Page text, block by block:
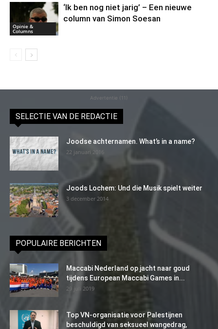
Opinie &
Columns
‘Ik ben nog niet jarig’ – Een nieuwe
column van Simon Soesan
Advertentie (11)
SELECTIE VAN DE REDACTIE
Joodse achternamen. What’s in a name?
22 januari 2016
Joods Lochem: Und die Musik spielt weiter
3 december 2014
POPULAIRE BERICHTEN
Maccabi Nederland op jacht naar goud
tijdens European Maccabi Games in...
29 juli 2019
Top VN-organisatie voor Palestijnen
beschuldigd van seksueel wangedrag,